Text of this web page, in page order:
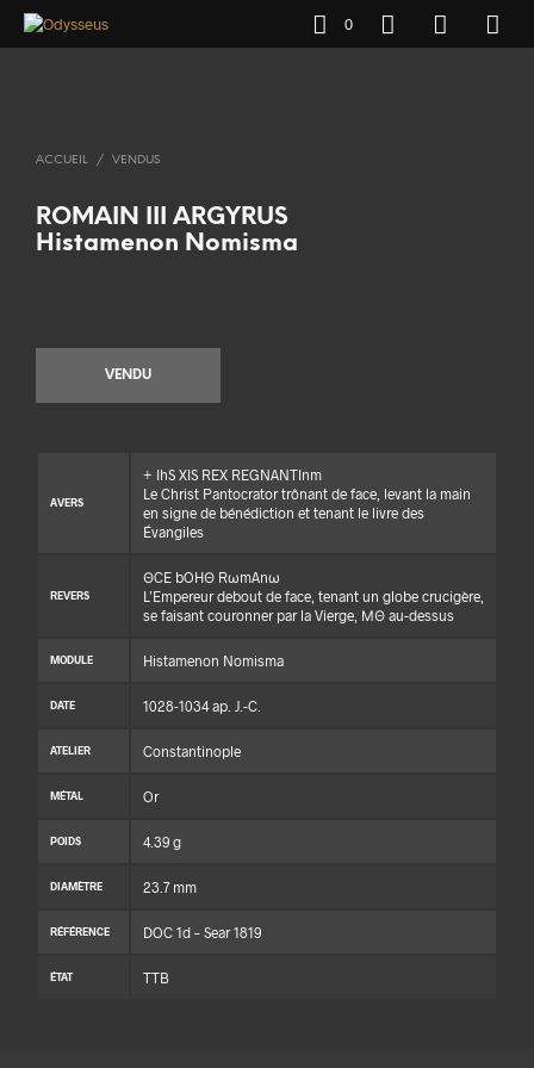
0
ACCUEIL / VENDUS
ROMAIN III ARGYRUS
Histamenon Nomisma
VENDU
AVERS
+ IhS XIS REX REGNANTInm
Le Christ Pantocrator trônant de face, levant la main
en signe de bénédiction et tenant le livre des
Évangiles
REVERS
ΘCE bOHΘ RωmAnω
L’Empereur debout de face, tenant un globe crucigère,
se faisant couronner par la Vierge, ΜΘ au-dessus
MODULE Histamenon Nomisma
DATE 1028-1034 ap. J.-C.
ATELIER Constantinople
MÉTAL Or
POIDS 4.39 g
DIAMÈTRE 23.7 mm
RÉFÉRENCE DOC 1d – Sear 1819
ÉTAT TTB